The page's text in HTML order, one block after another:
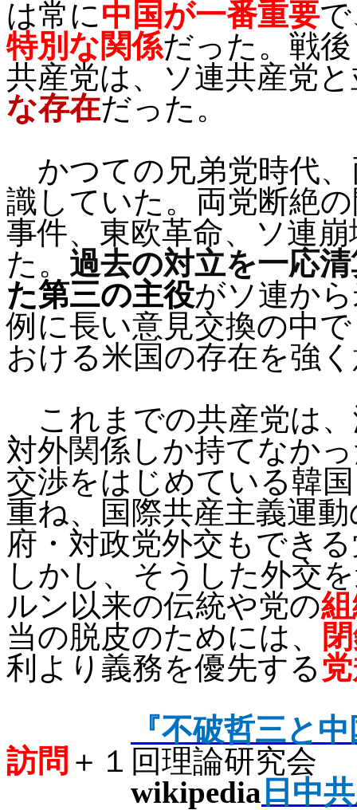
は常に中国が一番重要
特別な関係だった。戦
共産党は、ソ連共産党
な存在だった。
かつての兄弟党時代
識していた。両党断絶
事件、東欧革命、ソ連
た。 過去の対立を一応
た第三の主役がソ連か
例に長い意見交換の中
おける米国の存在を強
これまでの共産党は
対外関係しか持てなか
交渉をはじめている韓
重ね、国際共産主義運
府・対政党外交もでき
しかし、そうした外交
ルン以来の伝統や党の
当の脱皮のためには、
利より義務を優先する
『不破哲三と
訪問 ＋１回理論研究会
wikipedia 日中